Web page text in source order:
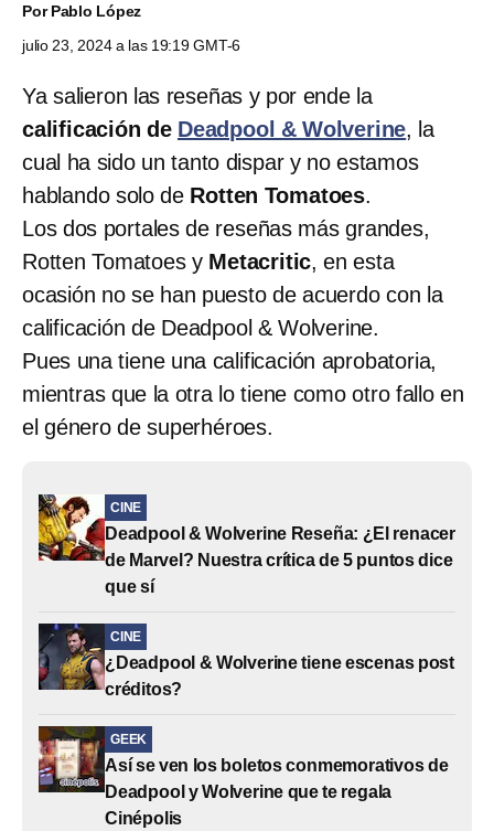
PorPablo López
julio 23, 2024 a las 19:19 GMT-6
Ya salieron las reseñas y por ende la
calificación de Deadpool & Wolverine, la
cual ha sido un tanto dispar y no estamos
hablando solo de Rotten Tomatoes.
Los dos portales de reseñas más grandes,
Rotten Tomatoes y Metacritic, en esta
ocasión no se han puesto de acuerdo con la
calificación de Deadpool & Wolverine.
Pues una tiene una calificación aprobatoria,
mientras que la otra lo tiene como otro fallo en
el género de superhéroes.
CINE
Deadpool & Wolverine Reseña: ¿El renacer
de Marvel? Nuestra crítica de 5 puntos dice
que sí
CINE
¿Deadpool & Wolverine tiene escenas post
créditos?
GEEK
Así se ven los boletos conmemorativos de
Deadpool y Wolverine que te regala
Cinépolis